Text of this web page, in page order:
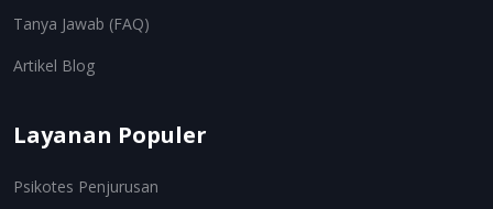
Tanya Jawab (FAQ)
Artikel Blog
Layanan Populer
Psikotes Penjurusan